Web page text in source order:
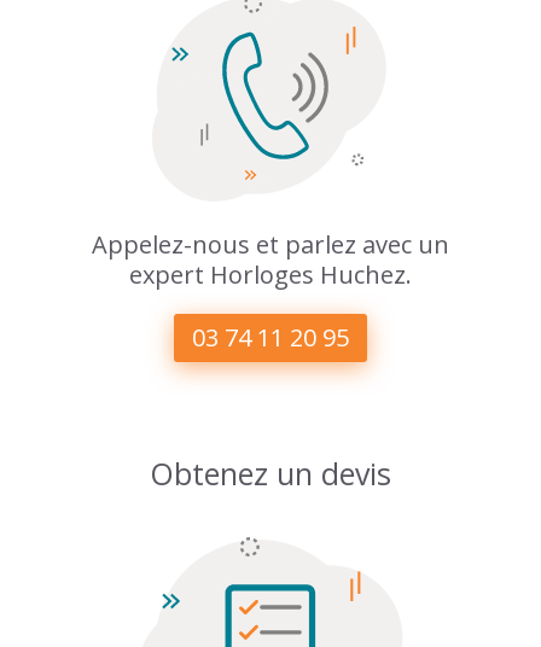
Appelez-nous et parlez avec un
expert Horloges Huchez.
03 74 11 20 95
Obtenez un devis